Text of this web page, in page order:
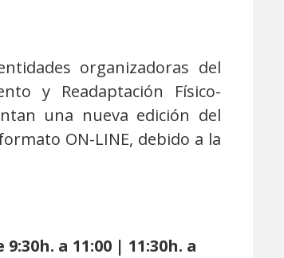
organizadoras del
y Readaptación Físico-
una nueva edición del
ON-LINE, debido a la
a 11:00 | 11:30h. a